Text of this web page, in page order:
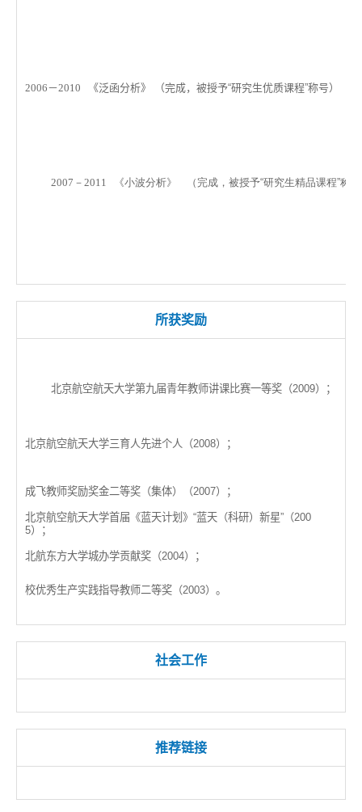
2006－2010 《泛函分析》 （完成，被授予“研究生优质课程”称号）
2007－2011 《小波分析》 （完成，被授予“研究生精品课程”称
所获奖励
北京航空航天大学第九届青年教师讲课比赛一等奖（2009）；
北京航空航天大学三育人先进个人（2008）；
成飞教师奖励奖金二等奖（集体）（2007）；
北京航空航天大学首届《蓝天计划》“蓝天（科研）新星”（200
5）；
北航东方大学城办学贡献奖（2004）；
校优秀生产实践指导教师二等奖（2003）。
社会工作
推荐链接